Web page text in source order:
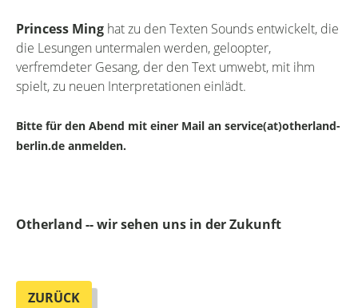
Princess Ming hat zu den Texten Sounds entwickelt, die
die Lesungen untermalen werden, geloopter,
verfremdeter Gesang, der den Text umwebt, mit ihm
spielt, zu neuen Interpretationen einlädt.
Bitte für den Abend mit einer Mail an service(at)otherland-
berlin.de anmelden.
Otherland -- wir sehen uns in der Zukunft
ZURÜCK